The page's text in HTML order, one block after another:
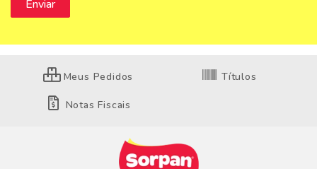
Meus Pedidos Títulos
Notas Fiscais